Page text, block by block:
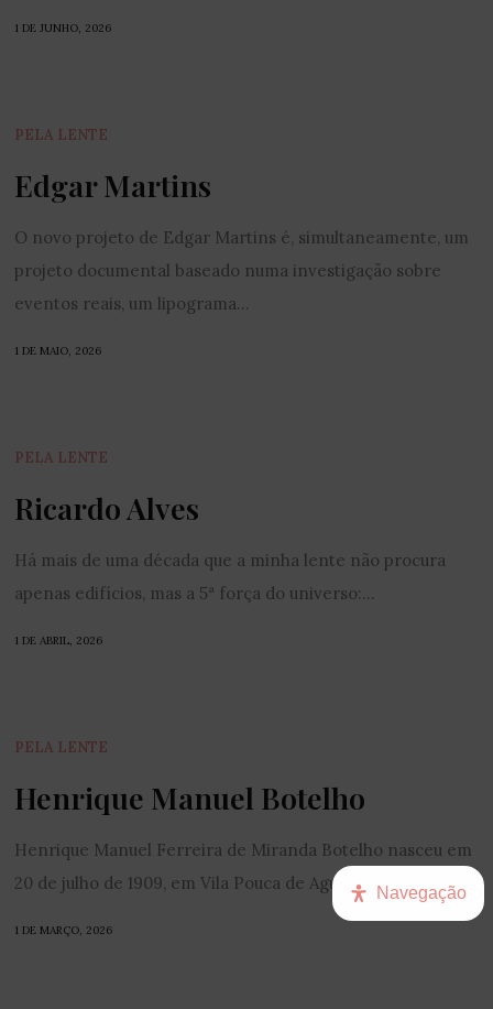
1 DE JUNHO, 2026
PELA LENTE
Edgar Martins
O novo projeto de Edgar Martins é, simultaneamente, um
projeto documental baseado numa investigação sobre
eventos reais, um lipograma...
1 DE MAIO, 2026
PELA LENTE
Ricardo Alves
Há mais de uma década que a minha lente não procura
apenas edifícios, mas a 5ª força do universo:...
1 DE ABRIL, 2026
PELA LENTE
Henrique Manuel Botelho
Henrique Manuel Ferreira de Miranda Botelho nasceu em
20 de julho de 1909, em Vila Pouca de Aguiar.A produção...
1 DE MARÇO, 2026
Navegação